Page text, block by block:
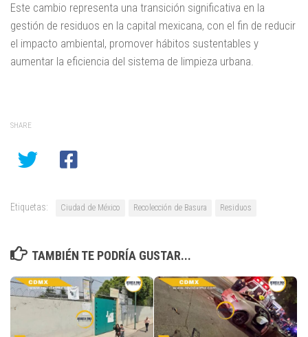
Este cambio representa una transición significativa en la
gestión de residuos en la capital mexicana, con el fin de reducir
el impacto ambiental, promover hábitos sustentables y
aumentar la eficiencia del sistema de limpieza urbana.
SHARE
Etiquetas: Ciudad de México Recolección de Basura Residuos
TAMBIÉN TE PODRÍA GUSTAR...